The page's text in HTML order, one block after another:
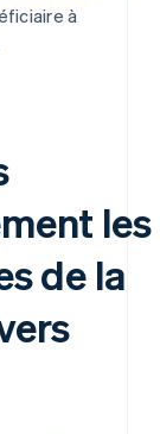
à
les
de la